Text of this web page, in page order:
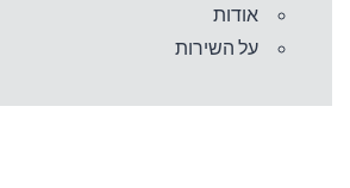
אודות
על השירות